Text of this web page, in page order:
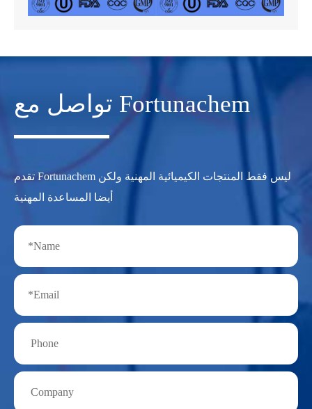
تواصل مع Fortunachem
تقدم Fortunachem ليس فقط المنتجات الكيميائية المهنية ولكن
أيضا المساعدة المهنية